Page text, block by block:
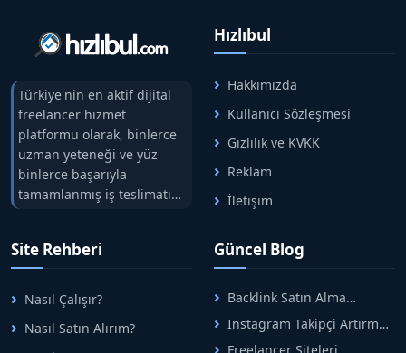
Türkiye'nin en aktif dijital
freelancer hizmet
platformu olarak, binlerce
uzman yeteneği ve yüz
binlerce başarıyla
tamamlanmış iş teslimatını
tek çatıda buluşturuyoruz.
arasındaki süreci risksiz
alışveriş sistemi ile koruyan
ticaretin güvenli
adreslerinden birisidir.
Hızlıbul
Hakkımızda
Kullanıcı Sözleşmesi
Gizlilik ve KVKK
Reklam
İletişim
Site Rehberi
Nasıl Çalışır?
Nasıl Satın Alırım?
Güncel Blog
Backlink Satın Alma
Rehberi: Güvenli SEO İçin
Doğru Adımlar
Instagram Takipçi Artırma
Yöntemleri: Organik Büyüme